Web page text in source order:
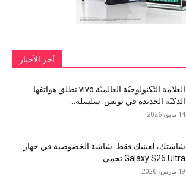
آخر الأخبار
العلامة التّكنولوجيّة العالميّة vivo تطلق هواتفها
الذكيّة الجديدة في تونس: سلسلة...
14 مايو، 2026
شاشتك، لعينيك فقط: شاشة الخصوصية في جهاز
Galaxy S26 Ultra تحمي...
19 مارس، 2026